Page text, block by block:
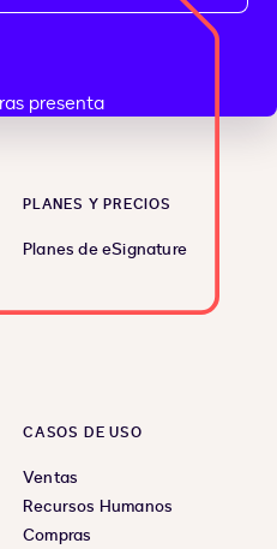
PLANES Y PRECIOS
Planes de eSignature
CASOS DE USO
Ventas
Recursos Humanos
Compras